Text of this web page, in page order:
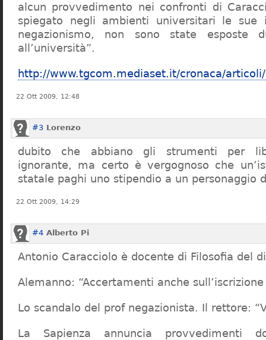
alcun provvedimento nei confronti di
spiegato negli ambienti universitari le sue
negazionismo, non sono state esposte
all’università”.
http://www.tgcom.mediaset.it/cronaca/
22 Ott 2009, 12:48
#3 Lorenzo
dubito che abbiano gli strumenti per
ignorante, ma certo è vergognoso che
statale paghi uno stipendio a un personaggio
22 Ott 2009, 14:29
#4 Alberto Pi
Antonio Caracciolo è docente di Filosofia del
Alemanno: “Accertamenti anche
Lo scandalo del prof negazionista. Il rettore:
La Sapienza annuncia provvedimenti